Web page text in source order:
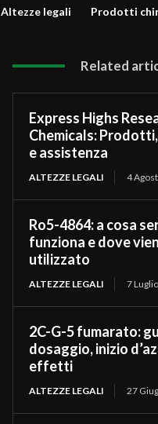
Altezze legali Prodotti
Related
Express Highs
Chemicals:
e assistenza
ALTEZZE LEGALI 4
Ro5-4864: a cosa
funziona e dove
utilizzato
ALTEZZE LEGALI 7
2C-G-5 fumarato:
dosaggio, inizio
effetti
ALTEZZE LEGALI 27